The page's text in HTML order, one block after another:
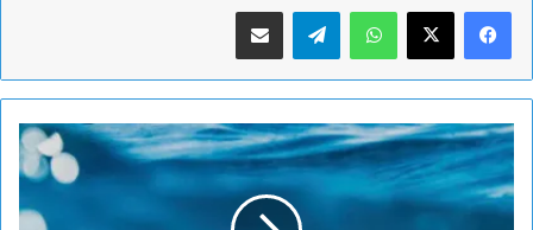
WhatsApp
Telegramשתף במייל
וידאו
-
שוב
צוללים